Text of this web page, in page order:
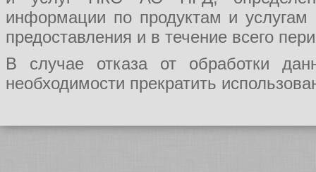
информации по продуктам и
предоставления и в течение всего
В случае отказа от обработки
необходимости прекратить